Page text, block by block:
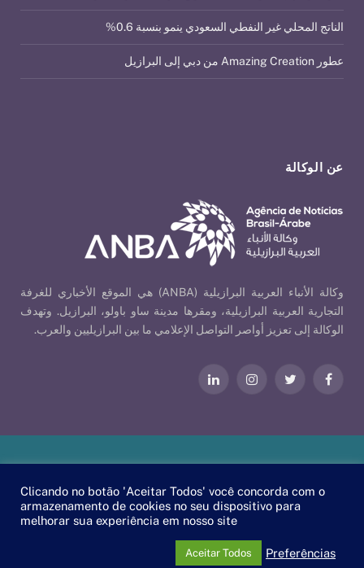
عن الوكالة
وكالة الأنباء العربية البرازيلية (ANBA) هي الموقع الأخباري للغرفة
التجارية العربية البرازيلية، ومقرها مدينة ساو باولو، البرازيل. وتهدف
الوكالة إلى تعزيز أواصر التواصل الإعلامي ما بين البرازيليين والعرب.
فيسبوكتويتر الانستغراملينكدإن
الناتج المحلي غير النفطي السعودي ينمو بنسبة 0.6%
عطور Amazing Creation من دبي إلى البرازيل
EscaEsco
.
Clicando no botão 'Aceitar Todos' você concorda com o
armazenamento de cookies no seu dispositivo para
melhorar sua experiência em nosso site
Preferências
Aceitar Todos
PT
EN